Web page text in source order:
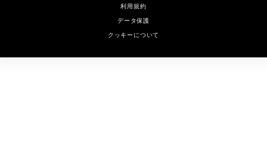
利用規約
データ保護
クッキーについて